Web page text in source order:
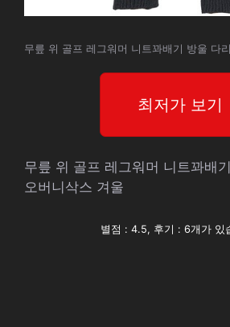
무릎 위 골프 레그워머 니트꽈배기 방울 다
최저가 보기
무릎 위 골프 레그워머 니트꽈배
오버니삭스 겨울
별점 : 4.5, 후기 : 6개가 있